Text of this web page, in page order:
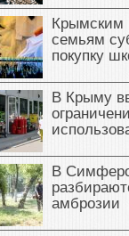
Крымским
семьям
покупку
В Крыму
В
амброзии